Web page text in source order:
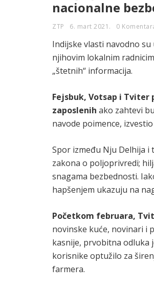
nacionalne
ZTP 6. mart 2021. 0
Indijske vlasti navodno
njihovim lokalnim
„štetnih“ informacija.
Fejsbuk, Votsap i
zaposlenih ako zahtevi
navode poimence,
Spor između Nju Delhija
zakona o poljoprivredi;
snagama bezbednosti.
hapšenjem ukazuju na
Početkom februara,
novinske kuće, novinari i
kasnije, prvobitna odluka
korisnike optužilo za
farmera.